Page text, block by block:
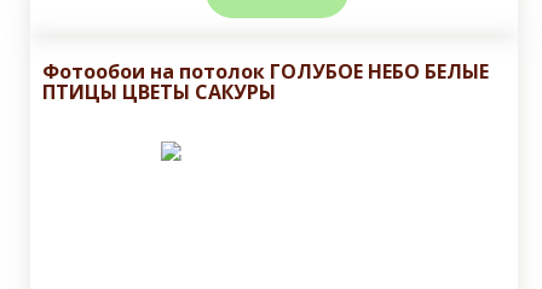
Фотообои на потолок ГОЛУБОЕ НЕБО БЕЛЫЕ
ПТИЦЫ ЦВЕТЫ САКУРЫ